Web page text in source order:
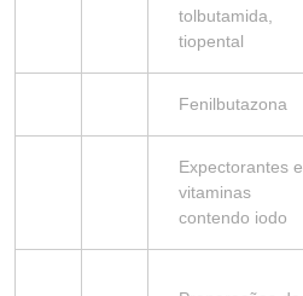
tolbutamida,
tiopental
Fenilbutazona
Expectorantes e
vitaminas
contendo iodo